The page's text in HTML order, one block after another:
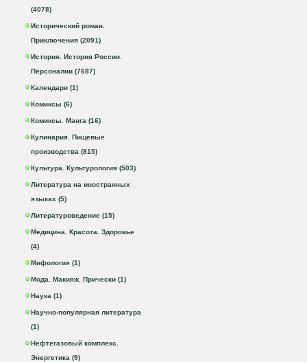
(4078)
Исторический роман.
Приключения (2091)
История. История России.
Персоналии (7687)
Календари (1)
Комиксы (6)
Комиксы. Манга (16)
Кулинария. Пищевые
производства (815)
Культура. Культурология (503)
Литература на иностранных
языках (5)
Литературоведение (15)
Медицина. Красота. Здоровье
(4)
Мифология (1)
Мода. Макияж. Прически (1)
Наука (1)
Научно-популярная литература
(1)
Нефтегазовый комплекс.
Энергетика (9)